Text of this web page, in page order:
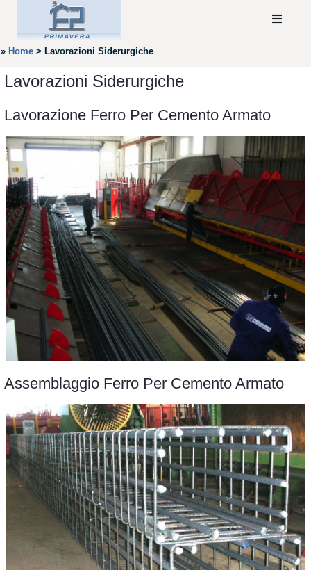
» Home > Lavorazioni Siderurgiche
Lavorazioni Siderurgiche
Lavorazione Ferro Per Cemento Armato
Assemblaggio Ferro Per Cemento Armato